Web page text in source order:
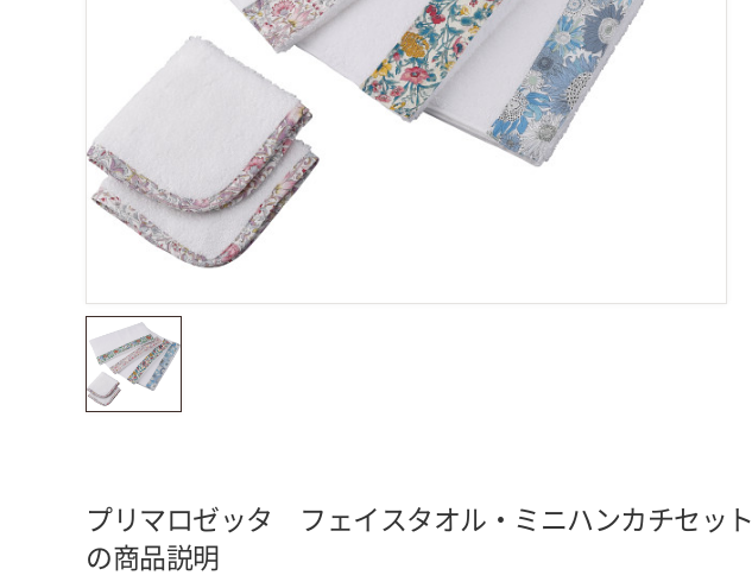
プリマロゼッタ フェイスタオル・ミニハンカチセット
の商品説明